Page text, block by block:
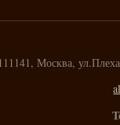
111141, Москва,